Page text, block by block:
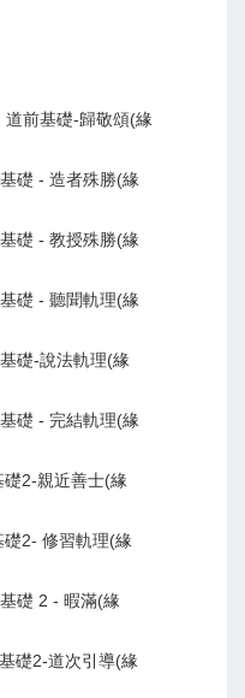
前基礎-歸敬頌(緣
礎 - 造者殊勝(緣
礎 - 教授殊勝(緣
礎 - 聽聞軌理(緣
礎-說法軌理(緣
礎 - 完結軌理(緣
2-親近善士(緣
2- 修習軌理(緣
礎 2 - 暇滿(緣
礎2-道次引導(緣